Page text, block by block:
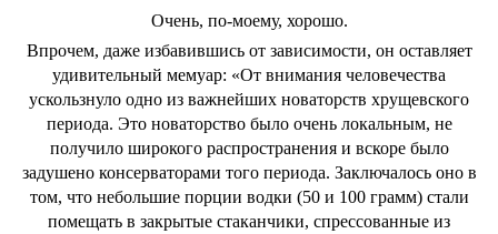
Очень, по-моему, хорошо.
Впрочем, даже избавившись от зависимости, он оставляет
удивительный мемуар: «От внимания человечества
ускользнуло одно из важнейших новаторств хрущевского
периода. Это новаторство было очень локальным, не
получило широкого распространения и вскоре было
задушено консерваторами того периода. Заключалось оно в
том, что небольшие порции водки (50 и 100 грамм) стали
помещать в закрытые стаканчики, спрессованные из